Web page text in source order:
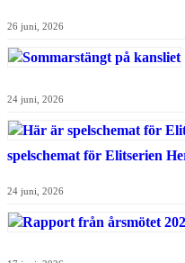
26 juni, 2026
24 juni, 2026
spelschemat för Elitserien
24 juni, 2026